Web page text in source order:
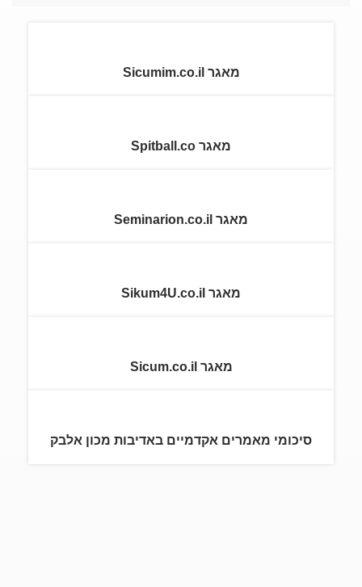
מאגר Sicumim.co.il
מאגר Spitball.co
מאגר Seminarion.co.il
מאגר Sikum4U.co.il
מאגר Sicum.co.il
סיכומי מאמרים אקדמיים באדיבות מכון אלבק